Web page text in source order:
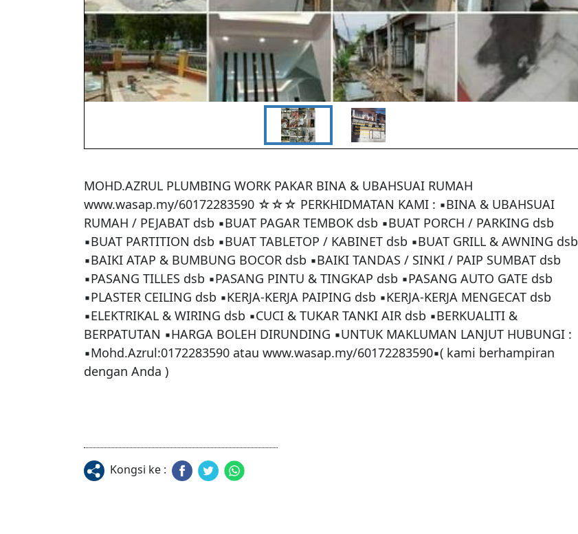
MOHD.AZRUL PLUMBING WORK PAKAR BINA & UBAHSUAI RUMAH
www.wasap.my/60172283590 ☆☆☆ PERKHIDMATAN KAMI : ▪BINA & UBAHSUAI
RUMAH / PEJABAT dsb ▪BUAT PAGAR TEMBOK dsb ▪BUAT PORCH / PARKING dsb
▪BUAT PARTITION dsb ▪BUAT TABLETOP / KABINET dsb ▪BUAT GRILL & AWNING dsb
▪BAIKI ATAP & BUMBUNG BOCOR dsb ▪BAIKI TANDAS / SINKI / PAIP SUMBAT dsb
▪PASANG TILLES dsb ▪PASANG PINTU & TINGKAP dsb ▪PASANG AUTO GATE dsb
▪PLASTER CEILING dsb ▪KERJA-KERJA PAIPING dsb ▪KERJA-KERJA MENGECAT dsb
▪ELEKTRIKAL & WIRING dsb ▪CUCI & TUKAR TANKI AIR dsb ▪BERKUALITI &
BERPATUTAN ▪HARGA BOLEH DIRUNDING ▪UNTUK MAKLUMAN LANJUT HUBUNGI :
▪Mohd.Azrul:0172283590 atau www.wasap.my/60172283590▪( kami berhampiran
dengan Anda )
Kongsi ke :